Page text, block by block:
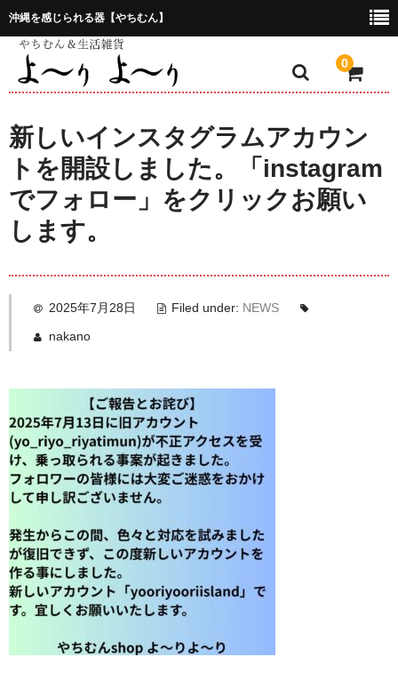
沖縄を感じられる器【やちむん】
0
プレゼント包装について
特定商取引法に基づく表記
お問合せ
新しいインスタグラムアカウン
トを開設しました。「instagram
でフォロー」をクリックお願い
します。
2025年7月28日 Filed under: NEWS
nakano